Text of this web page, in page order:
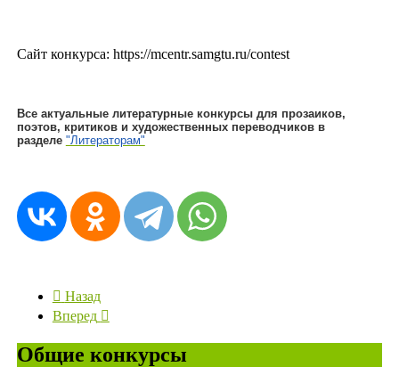
Сайт конкурса: https://mcentr.samgtu.ru/contest
Все актуальные литературные конкурсы для прозаиков,
поэтов, критиков и художественных переводчиков в
разделе "Литераторам"
Назад
Вперед
Общие конкурсы